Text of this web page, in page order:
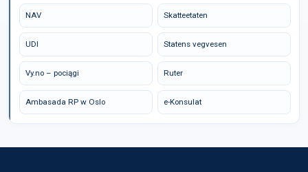
NAV Skatteetaten
UDI Statens vegvesen
Vy.no – pociągi Ruter
Ambasada RP w Oslo e-Konsulat